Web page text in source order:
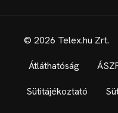
© 2026 Telex.hu Zrt.
Átláthatóság
Sütitájékoztató